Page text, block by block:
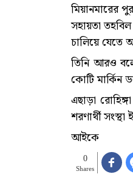
মিয়ানমারের
সহায়তা তহবিল
চালিয়ে যেতে
তিনি আরও
কোটি মার্কিন
এছাড়া
শরণার্থী
আইকে
0
Shares